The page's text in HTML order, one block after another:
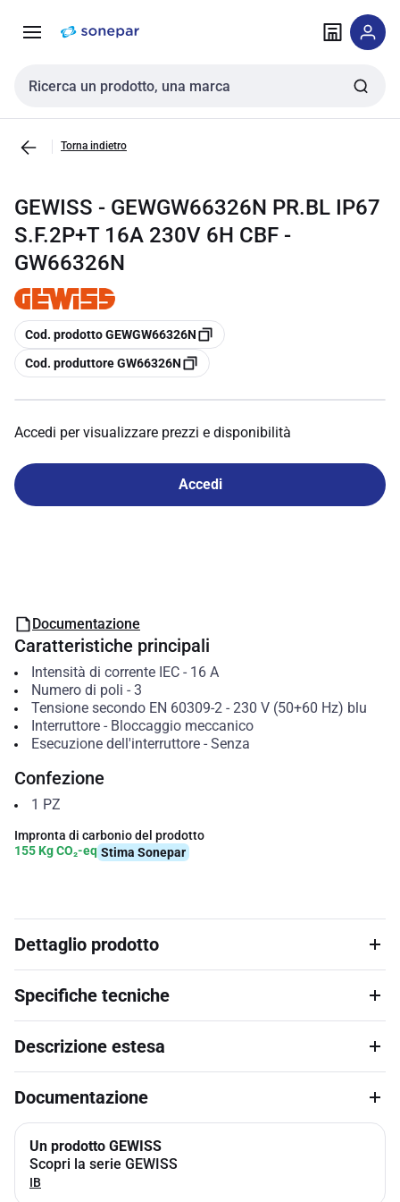
navigazione alla
Cerca input
Torna indietro
GEWISS - GEWGW66326N PR.BL IP67
S.F.2P+T 16A 230V 6H CBF -
GW66326N
copia
Cod. prodotto GEWGW66326N
copia
Cod. produttore GW66326N
Accedi per visualizzare prezzi e disponibilità
Accedi
Documentazione
Caratteristiche principali
Intensità di corrente IEC- 16 A
Numero di poli - 3
Tensione secondo EN 60309-2- 230 V (50+60 Hz) blu
Interruttore- Bloccaggio meccanico
Esecuzione dell'interruttore- Senza
Confezione
1 PZ
Impronta di carbonio del prodotto
155 Kg CO₂-eq Stima Sonepar
Dettaglio prodotto
Specifiche tecniche
Descrizione estesa
Documentazione
Un prodotto GEWISS
Scopri la serie GEWISS
IB